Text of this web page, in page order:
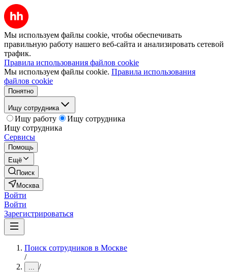
Мы используем файлы cookie, чтобы обеспечивать
правильную работу нашего веб-сайта и анализировать сетевой
трафик.
Правила использования файлов cookie
Мы используем файлы cookie. Правила использования
файлов cookie
Понятно
Ищу сотрудника
Ищу работу
Ищу сотрудника
Ищу сотрудника
Сервисы
Помощь
Ещё
Поиск
Москва
Войти
Войти
Зарегистрироваться
Поиск сотрудников в Москве
/
... /